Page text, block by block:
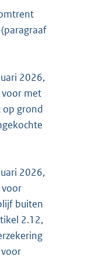
2026,
met
op grond
2026,
buiten
2.12,